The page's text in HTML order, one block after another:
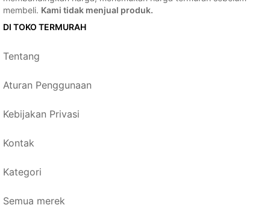
membeli. Kami tidak menjual produk.
DI TOKO TERMURAH
Tentang
Aturan Penggunaan
Kebijakan Privasi
Kontak
Kategori
Semua merek